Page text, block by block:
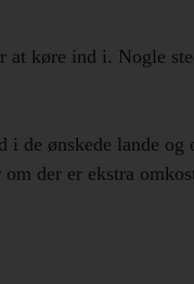
at køre ind i. Nogle
de ønskede lande og
der er ekstra